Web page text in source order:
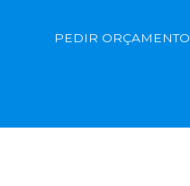
PEDIR ORÇAMENTO